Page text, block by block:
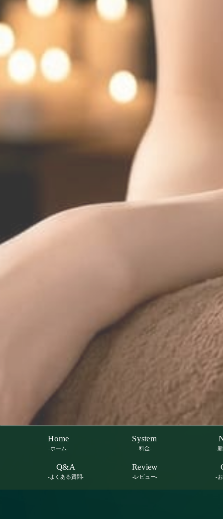
Home
-ホーム-
System
-料金- -
Q&A
-よくある質問-
Review
-レビュー- -